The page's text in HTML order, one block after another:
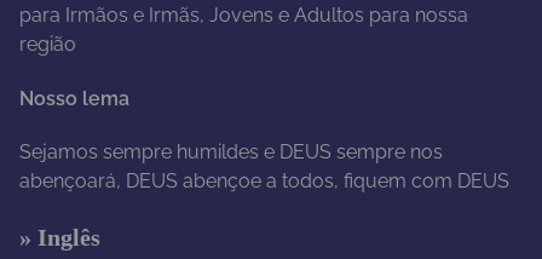
para Irmãos e Irmãs, Jovens e Adultos para nossa
região
Nosso lema
Sejamos sempre humildes e DEUS sempre nos
abençoará, DEUS abençoe a todos, fiquem com DEUS
» Inglês